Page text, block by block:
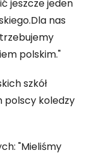
jeszcze jeden
nas
polskim."
szkół
polscy koledzy
"Mieliśmy